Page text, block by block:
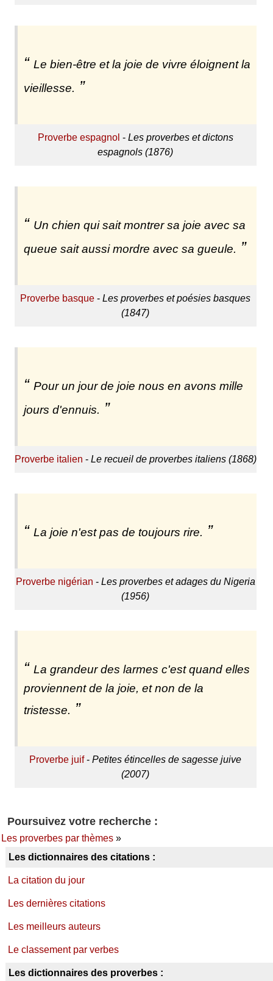
Le bien-être et la joie de vivre éloignent la
vieillesse.
Proverbe espagnol - Les proverbes et dictons
espagnols (1876)
Un chien qui sait montrer sa joie avec sa
queue sait aussi mordre avec sa gueule.
Proverbe basque -Les proverbes et poésies basques
(1847)
Pour un jour de joie nous en avons mille
jours d'ennuis.
Proverbe italien - Le recueil de proverbes italiens (1868)
La joie n'est pas de toujours rire.
Proverbe nigérian - Les proverbes et adages du Nigeria
(1956)
La grandeur des larmes c'est quand elles
proviennent de la joie, et non de la
tristesse.
Proverbe juif-Petites étincelles de sagesse juive
(2007)
Poursuivez votre recherche :
Les proverbes par thèmes»
Les dictionnaires des citations :
La citation du jour
Les dernières citations
Les meilleurs auteurs
Le classement par verbes
Les dictionnaires des proverbes :